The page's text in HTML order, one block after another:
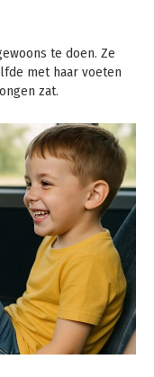
te doen. Ze
met haar voeten
zat.